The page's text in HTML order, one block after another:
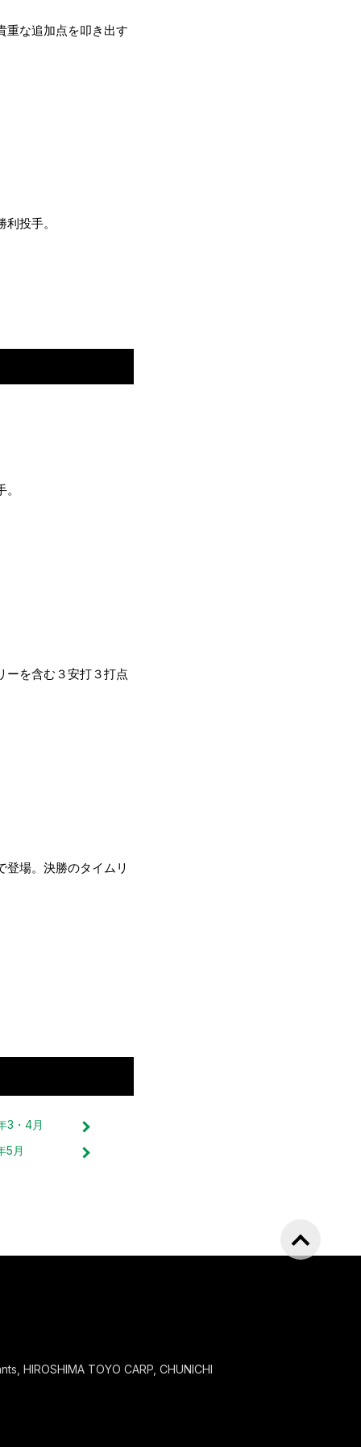
重な追加点を叩き出す
投手。
ーを含む３安打３打点
登場。決勝のタイムリ
3・4月
5月
HIROSHIMA TOYO CARP, CHUNICHI